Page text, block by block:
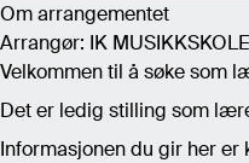
Om arrangementet
Arrangør: IK MUSIKKSKOLE
Velkommen til å søke som
Det er ledig stilling som
Informasjonen du gir her er